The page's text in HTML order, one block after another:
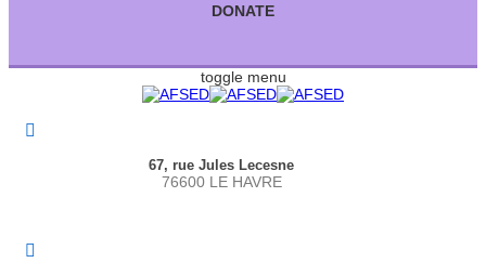
DONATE
toggle menu
67, rue Jules Lecesne
76600 LE HAVRE